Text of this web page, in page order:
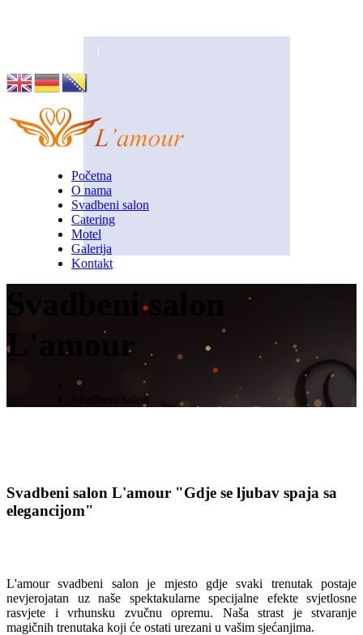
Početna
O nama
Svadbeni salon
Catering
Motel
Galerija
Kontakt
Svadbeni salon
L'amour
Svadbeni salon
Svadbeni salon L'amour "Gdje se ljubav spaja sa
elegancijom"
L'amour svadbeni salon je mjesto gdje svaki trenutak postaje
nevjerojatan uz naše spektakularne specijalne efekte svjetlosne
rasvjete i vrhunsku zvučnu opremu. Naša strast je stvaranje
magičnih trenutaka koji će ostati urezani u vašim sjećanjima.